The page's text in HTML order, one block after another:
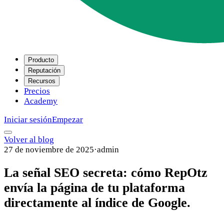
Producto
Reputación
Recursos
Precios
Academy
Iniciar sesiónEmpezar
Volver al blog
27 de noviembre de 2025·admin
La señal SEO secreta: cómo RepOtz
envía la página de tu plataforma
directamente al índice de Google.